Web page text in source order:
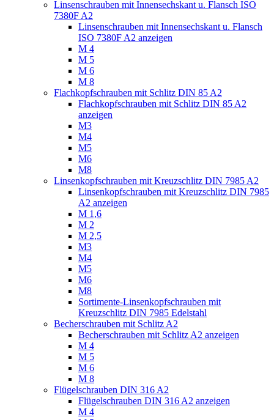
Linsenschrauben mit Innensechskant u. Flansch ISO
7380F A2
Linsenschrauben mit Innensechskant u. Flansch
ISO 7380F A2 anzeigen
M 4
M 5
M 6
M 8
Flachkopfschrauben mit Schlitz DIN 85 A2
Flachkopfschrauben mit Schlitz DIN 85 A2
anzeigen
M3
M4
M5
M6
M8
Linsenkopfschrauben mit Kreuzschlitz DIN 7985 A2
Linsenkopfschrauben mit Kreuzschlitz DIN 7985
A2 anzeigen
M 1,6
M 2
M 2,5
M3
M4
M5
M6
M8
Sortimente-Linsenkopfschrauben mit
Kreuzschlitz DIN 7985 Edelstahl
Becherschrauben mit Schlitz A2
Becherschrauben mit Schlitz A2 anzeigen
M 4
M 5
M 6
M 8
Flügelschrauben DIN 316 A2
Flügelschrauben DIN 316 A2 anzeigen
M 4